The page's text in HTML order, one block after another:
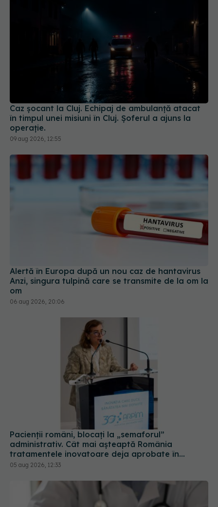
Caz șocant la Cluj. Echipaj de ambulanță atacat
în timpul unei misiuni în Cluj. Șoferul a ajuns la
operație.
09 aug 2026, 12:55
Alertă în Europa după un nou caz de hantavirus
Anzi, singura tulpină care se transmite de la om la
om
06 aug 2026, 20:06
Pacienții români, blocați la „semaforul”
administrativ. Cât mai așteaptă România
tratamentele inovatoare deja aprobate în
Europa
05 aug 2026, 12:33